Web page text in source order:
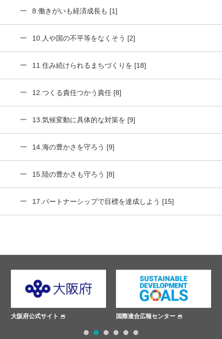
8.働きがいも経済成長も [1]
10.人や国の不平等をなくそう [2]
11.住み続けられるまちづくりを [18]
12.つくる責任つかう責任 [8]
13.気候変動に具体的な対策を [9]
14.海の豊かさを守ろう [9]
15.陸の豊かさも守ろう [8]
17.パートナーシップで目標を達成しよう [15]
大阪府公式サイト 国際連合広報センター